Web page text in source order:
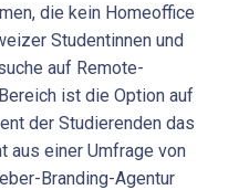
die kein Homeoffice
Studentinnen und
auf Remote-
ist die Option auf
der Studierenden das
aus einer Umfrage von
Branding-Agentur